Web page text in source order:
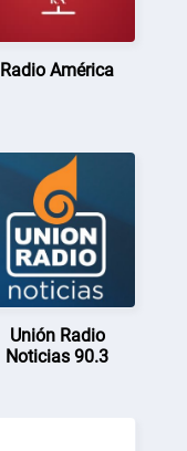
Radio América
Unión Radio
Noticias 90.3